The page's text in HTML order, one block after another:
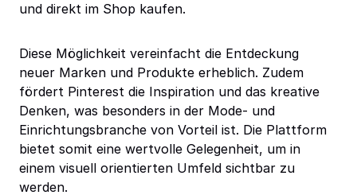
und direkt im Shop kaufen.
Diese Möglichkeit vereinfacht die Entdeckung
neuer Marken und Produkte erheblich. Zudem
fördert Pinterest die Inspiration und das kreative
Denken, was besonders in der Mode- und
Einrichtungsbranche von Vorteil ist. Die Plattform
bietet somit eine wertvolle Gelegenheit, um in
einem visuell orientierten Umfeld sichtbar zu
werden.